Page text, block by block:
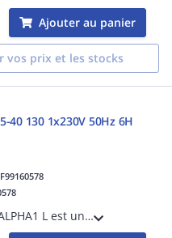
Ajouter au panier
vos prix et les stocks
40 130 1x230V 50Hz 6H
Le modèle ALPHA1 L est un circulateur à haut rendement conçu pour les installations de chauffage. Le circulateur peut être utilisé de façon autonome ou intégrée dans des installations existantes en remplacement ou dans de nouvelles installa